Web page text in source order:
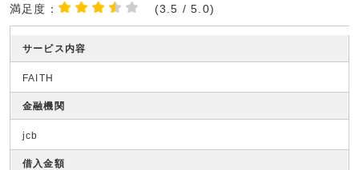
満足度： (3.5 / 5.0)
サービス内容
FAITH
金融機関
jcb
借入金額